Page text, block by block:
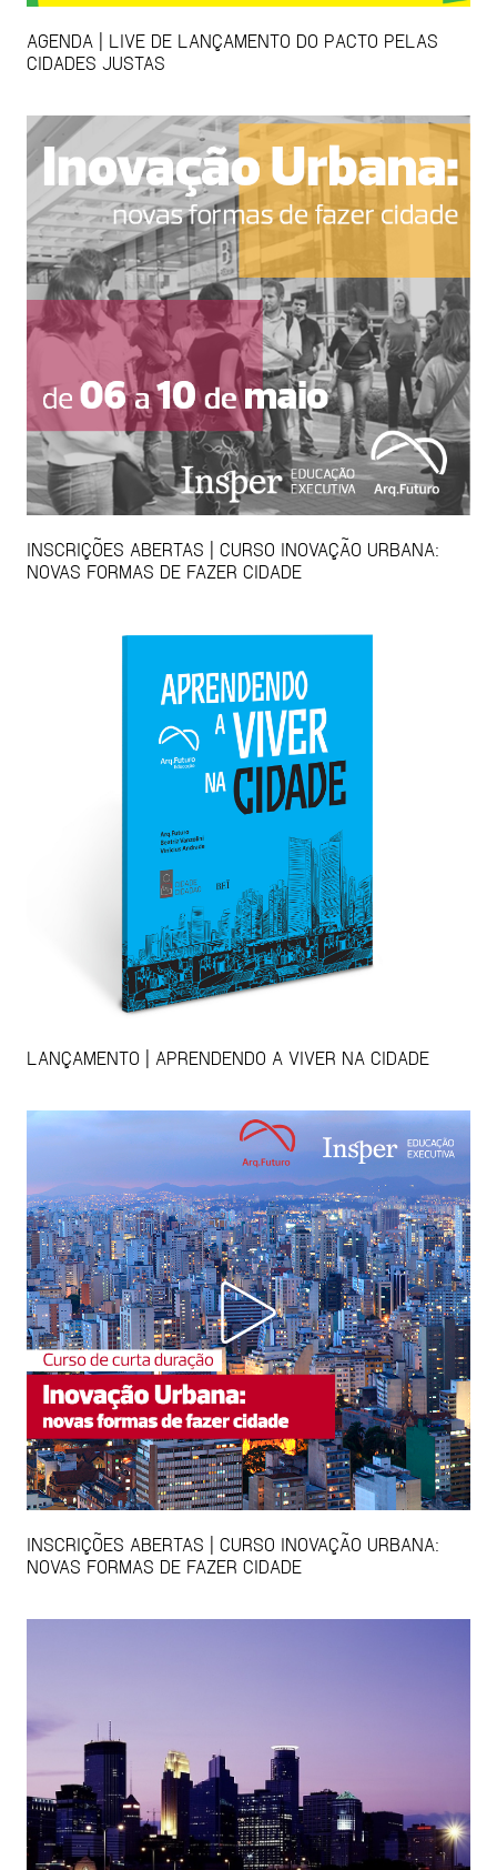
AGENDA | LIVE DE LANÇAMENTO DO PACTO PELAS
CIDADES JUSTAS
INSCRIÇÕES ABERTAS | CURSO INOVAÇÃO URBANA:
NOVAS FORMAS DE FAZER CIDADE
LANÇAMENTO | APRENDENDO A VIVER NA CIDADE
INSCRIÇÕES ABERTAS | CURSO INOVAÇÃO URBANA:
NOVAS FORMAS DE FAZER CIDADE